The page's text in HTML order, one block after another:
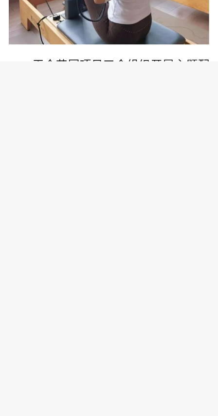
天合花园项目工会组织开展主题配